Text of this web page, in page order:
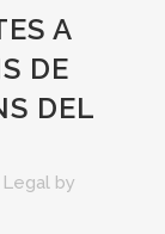
A
DE
DEL
Legal by